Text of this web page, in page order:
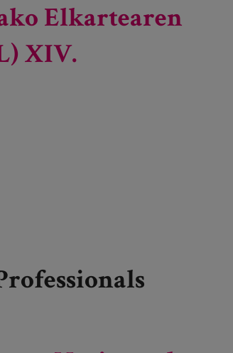
Elkartearen
XIV.